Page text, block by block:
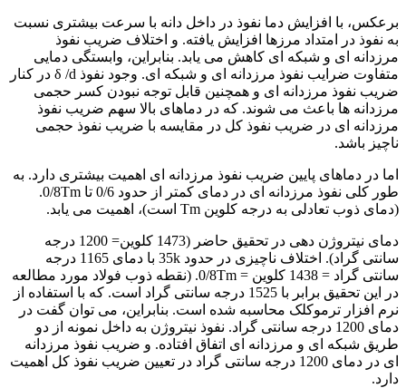
برعکس، با افزایش دما نفوذ در داخل دانه با سرعت بیشتری نسبت
به نفوذ در امتداد مرزها افزایش یافته. و اختلاف ضریب نفوذ
مرزدانه ای و شبکه ای کاهش می یابد. بنابراین، وابستگی دمایی
متفاوت ضرایب نفوذ مرزدانه ای و شبکه ای. وجود نفوذ δ /d در کنار
ضریب نفوذ مرزدانه ای و همچنین قابل توجه نبودن کسر حجمی
مرزدانه ها باعث می شوند. که در دماهای بالا سهم ضریب نفوذ
مرزدانه ای در ضریب نفوذ کل در مقایسه با ضریب نفوذ حجمی
ناچیز باشد.
اما در دماهای پایین ضریب نفوذ مرزدانه ای اهمیت بیشتری دارد. به
طور کلی نفوذ مرزدانه ای در دمای کمتر از حدود 0/6 تا 0/8Tm.
(دمای ذوب تعادلی به درجه کلوین Tm است)، اهمیت می یابد.
دمای نیتروژن دهی در تحقیق حاضر (1473 کلوین= 1200 درجه
سانتی گراد). اختلاف ناچیزی در حدود 35k با دمای 1165 درجه
سانتی گراد = 1438 کلوین = 0/8Tm. (نقطه ذوب فولاد مورد مطالعه
در این تحقیق برابر با 1525 درجه سانتی گراد است. که با استفاده از
نرم افزار ترموکلک محاسبه شده است. بنابراین، می توان گفت در
دمای 1200 درجه سانتی گراد. نفوذ نیتروژن به داخل نمونه از دو
طریق شبکه ای و مرزدانه ای اتفاق افتاده. و ضریب نفوذ مرزدانه
ای در دمای 1200 درجه سانتی گراد در تعیین ضریب نفوذ کل اهمیت
دارد.